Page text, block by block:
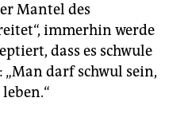
Mantel des
immerhin werde
dass es schwule
„Man darf schwul sein,